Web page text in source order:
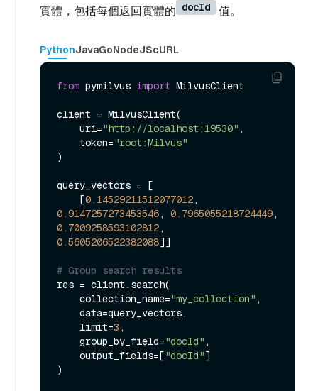
實體，包括每個返回實體的 docId 值。
PythonJavaGoNodeJScURL
from pymilvus import MilvusClient
client = MilvusClient(
    uri=
"http://localhost:19530" ,
    token=
"root:Milvus"
)
query_vectors = [
    [
0.14529211512077012
0.9147257273453546, 0.7965055218724449
0.7009258593102812
0.5605206522382088]]
# Group search results
res = client.search(
    collection_name=
"my_collection" ,
    limit=
3 ,
    group_by_field=
"docId" ,
    output_fields=[
"docId"]
)